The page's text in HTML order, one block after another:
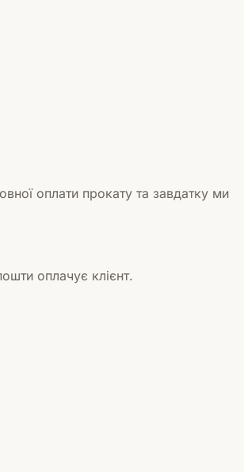
оплати прокату та завдатку ми
оплачує клієнт.